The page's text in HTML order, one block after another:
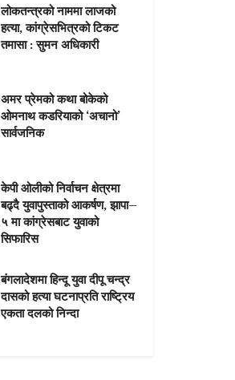
लोकतन्त्रको नाममा लाजको
हत्या, कांग्रेसभित्रको टिकट
तमासा : सुमन अधिकारी
अमर प्रेमको कथा बोकेको
ओमनाथ कडरियाको ‘अचानो’
सार्वजनिक
केपी ओलीको निर्वाचन क्षेत्रमा
बढ्दै युवापुस्ताको आकर्षण, झापा–
५ मा कांग्रेसबाट युवाको
सिफारिस
बंगलादेशमा हिन्दू युवा दीपू चन्द्र
दासको हत्या घटनाप्रति राष्ट्रिय
एकता दलको निन्दा